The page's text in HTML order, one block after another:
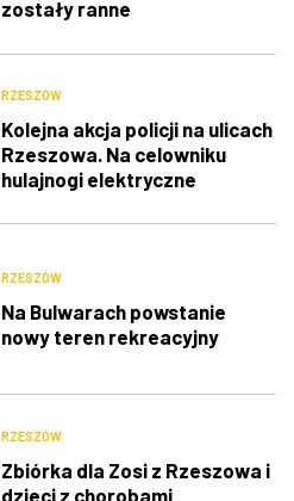
zostały ranne
RZESZÓW
Kolejna akcja policji na ulicach
Rzeszowa. Na celowniku
hulajnogi elektryczne
RZESZÓW
Na Bulwarach powstanie
nowy teren rekreacyjny
RZESZÓW
Zbiórka dla Zosi z Rzeszowa i
dzieci z chorobami